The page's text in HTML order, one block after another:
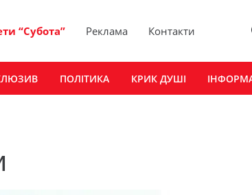
“Субота” Реклама Контакти
ПОЛІТИКА КРИК ДУШІ